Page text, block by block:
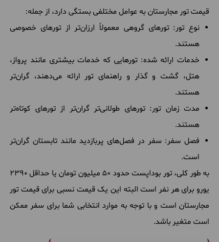
قیمت تور مجارستان به عوامل مختلفی بستگی دارد، از جمله:
نوع تور: تورهای گروهی معمولاً ارزان‌تر از تورهای خصوصی
هستند.
خدمات ارائه شده: تورهایی که خدمات بیشتری مانند پرواز،
هتل، گشت و گذار و راهنمای تور ارائه می‌دهند، گران‌تر
هستند.
مدت زمان تور: تورهای طولانی‌تر گران‌تر از تورهای کوتاه‌تر
هستند.
فصل سفر: سفر در فصل‌های پربازدید مانند تابستان گران‌تر
است.
به طور کلی، تور بوداپست حدود 50 میلیون تومان یا حداقل 2390
یورو برای هر نفر است البته این یک قیمت نسبی برای قیمت تور
مجارستان است و با توجه به موارد انتخابی شما برای سفر ممکن
است متغیر باشد.